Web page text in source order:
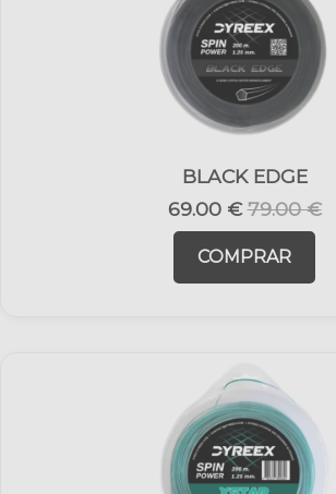
BLACK EDGE
69.00 € 79.00 €
COMPRAR